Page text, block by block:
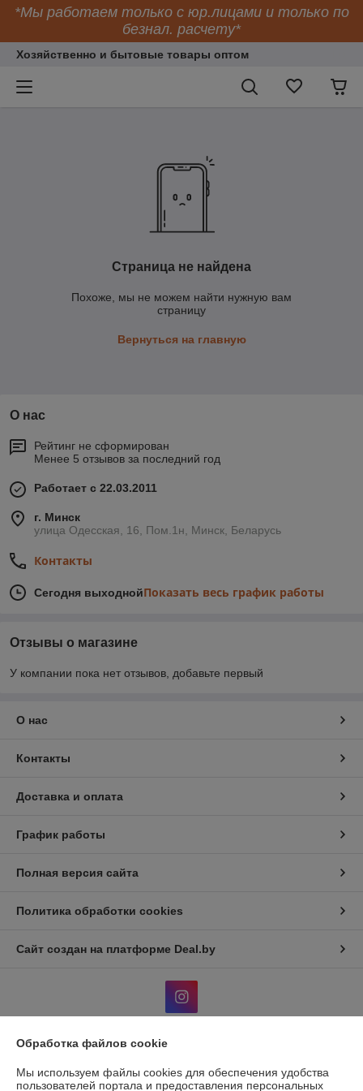
*Мы работаем только с юр.лицами и только по
безнал. расчету*
Хозяйственно и бытовые товары оптом
Страница не найдена
Похоже, мы не можем найти нужную вам
страницу
Вернуться на главную
О нас
Рейтинг не сформирован
Менее 5 отзывов за последний год
Работает с 22.03.2011
г. Минск
улица Одесская, 16, Пом.1н, Минск, Беларусь
Контакты
Сегодня выходнойПоказать весь график работы
Отзывы о магазине
У компании пока нет отзывов, добавьте первый
О нас
Контакты
Доставка и оплата
График работы
Полная версия сайта
Политика обработки cookies
Сайт создан на платформе Deal.by
Юридическое лицо:Общество с дополнительной отвественностью
Обработка файлов cookie
Мы используем файлы cookies для обеспечения удобства
пользователей портала и предоставления персональных